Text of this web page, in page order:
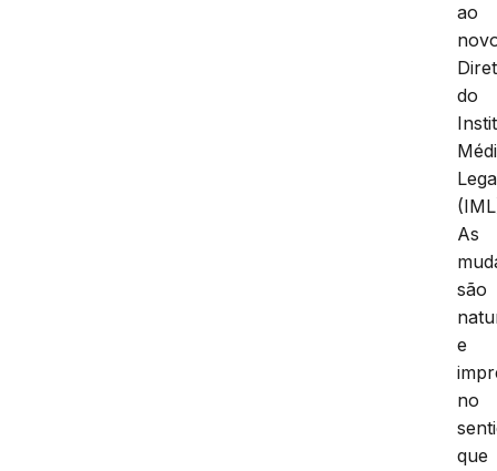
ao
do
As
são
e
no
que